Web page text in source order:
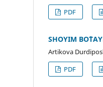
PDF
SHOYIM
Artikova
PDF